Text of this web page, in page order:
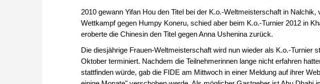
2010 gewann Yifan Hou den Titel bei der K.o.-Weltmeisterschaft in Nalchik,
Wettkampf gegen Humpy Koneru, schied aber beim K.o.-Turnier 2012 in
eroberte die Chinesin den Titel gegen Anna Ushenina zurück.
Die diesjährige Frauen-Weltmeisterschaft wird nun wieder als K.o.-Turnier
Oktober terminiert. Nachdem die Teilnehmerinnen lange nicht erfahren
stattfinden würde, gab die FIDE am Mittwoch in einer Meldung auf ihrer